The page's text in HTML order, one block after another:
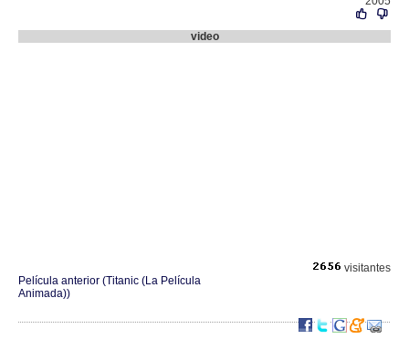
video
visitantes
Película anterior (Titanic (La Película
Animada))